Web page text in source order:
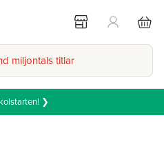
miljontals titlar
❯